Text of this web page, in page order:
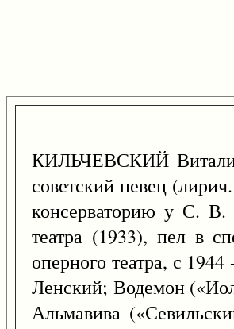
КИЛЬЧЕВСКИЙ
советский певец
консерваторию у С. В.
театра (1933), пел в
оперного театра, с
Ленский; Водемон
Альмавива